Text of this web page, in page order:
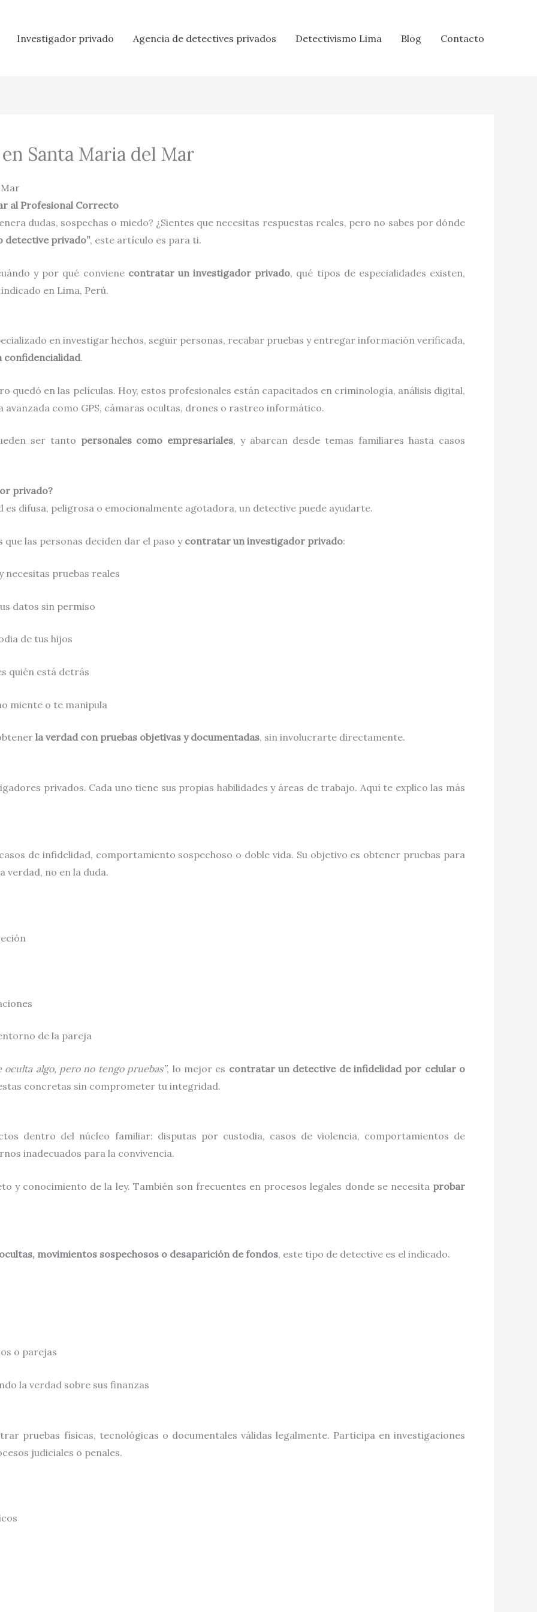
Investigador privado Agencia de detectives privados Detectivismo Lima Blog Contacto
Santa Maria del Mar
al Profesional Correcto
dudas, sospechas o miedo? ¿Sientes que necesitas respuestas reales, pero no sabes por dónde
detective privado”, este artículo es para ti.
y por qué conviene contratar un investigador privado, qué tipos de especialidades existen,
en Lima, Perú.
en investigar hechos, seguir personas, recabar pruebas y entregar información verificada,
confidencialidad.
quedó en las películas. Hoy, estos profesionales están capacitados en criminología, análisis digital,
como GPS, cámaras ocultas, drones o rastreo informático.
ser tanto personales como empresariales, y abarcan desde temas familiares hasta casos
privado?
es difusa, peligrosa o emocionalmente agotadora, un detective puede ayudarte.
las personas deciden dar el paso y contratar un investigador privado:
necesitas pruebas reales
datos sin permiso
de tus hijos
quién está detrás
miente o te manipula
la verdad con pruebas objetivas y documentadas, sin involucrarte directamente.
privados. Cada uno tiene sus propias habilidades y áreas de trabajo. Aquí te explico las más
de infidelidad, comportamiento sospechoso o doble vida. Su objetivo es obtener pruebas para
verdad, no en la duda.
de la pareja
oculta algo, pero no tengo pruebas”, lo mejor es contratar un detective de infidelidad por celular o
concretas sin comprometer tu integridad.
dentro del núcleo familiar: disputas por custodia, casos de violencia, comportamientos de
inadecuados para la convivencia.
y conocimiento de la ley. También son frecuentes en procesos legales donde se necesita probar
movimientos sospechosos o desaparición de fondos, este tipo de detective es el indicado.
o parejas
la verdad sobre sus finanzas
pruebas físicas, tecnológicas o documentales válidas legalmente. Participa en investigaciones
judiciales o penales.